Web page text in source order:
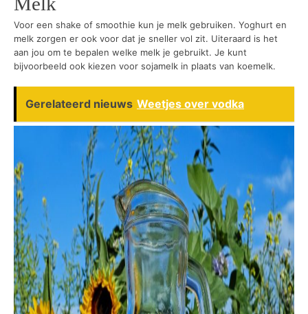
Voor een shake of smoothie kun je melk gebruiken. Yoghurt en
melk zorgen er ook voor dat je sneller vol zit. Uiteraard is het
aan jou om te bepalen welke melk je gebruikt. Je kunt
bijvoorbeeld ook kiezen voor sojamelk in plaats van koemelk.
Gerelateerd nieuws Weetjes over vodka